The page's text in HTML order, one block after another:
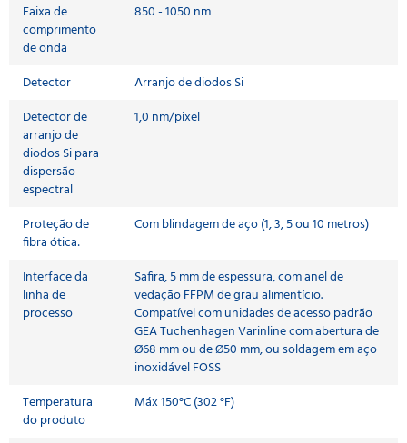
Faixa de
comprimento
de onda
850 - 1050 nm
Detector
Arranjo de diodos Si
Detector de
arranjo de
diodos Si para
dispersão
espectral
1,0 nm/pixel
Proteção de
fibra ótica:
Com blindagem de aço (1, 3, 5 ou 10 metros)
Interface da
linha de
processo
Safira, 5 mm de espessura, com anel de
vedação FFPM de grau alimentício.
Compatível com unidades de acesso padrão
GEA Tuchenhagen Varinline com abertura de
Ø68 mm ou de Ø50 mm, ou soldagem em aço
inoxidável FOSS
Temperatura
do produto
Máx 150°C (302 °F)